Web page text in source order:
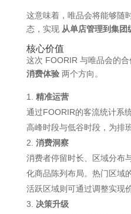
这意味着，唯品会将能够随
态，实现 从单店管理到集团
核心价值
这次 FOORIR 与唯品会的
消费体验两个方向。
精准运营
通过FOORIR的客流统计系
高峰时段与低谷时段，为排
消费洞察
消费者停留时长、区域分布
化商品陈列布局。热门区域
活跃区域则可通过调整实现
决策升级